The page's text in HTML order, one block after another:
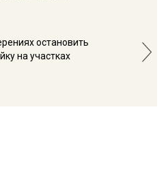
остановить
на участках